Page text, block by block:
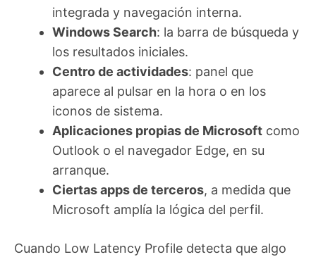
integrada y navegación interna.
Windows Search: la barra de búsqueda y
los resultados iniciales.
Centro de actividades: panel que
aparece al pulsar en la hora o en los
iconos de sistema.
Aplicaciones propias de Microsoft como
Outlook o el navegador Edge, en su
arranque.
Ciertas apps de terceros, a medida que
Microsoft amplía la lógica del perfil.
Cuando Low Latency Profile detecta que algo